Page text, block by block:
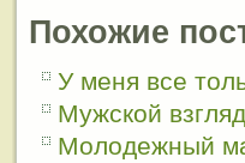
Похожие
У меня все
Мужской
Молодежный